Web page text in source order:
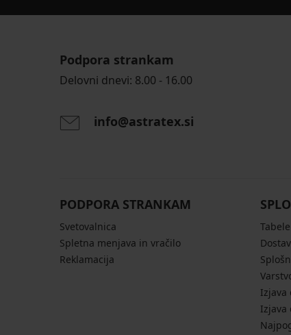
Podpora strankam
Delovni dnevi: 8.00 - 16.00
info@astratex.si
PODPORA STRANKAM
Svetovalnica
Spletna menjava in vračilo
Reklamacija
Izjava
Izjava